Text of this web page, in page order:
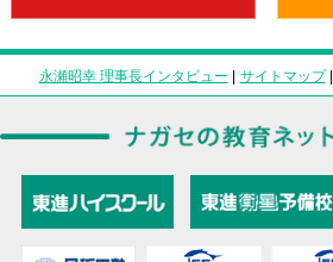
永瀬昭幸 理事長インタビュー | サイトマップ|